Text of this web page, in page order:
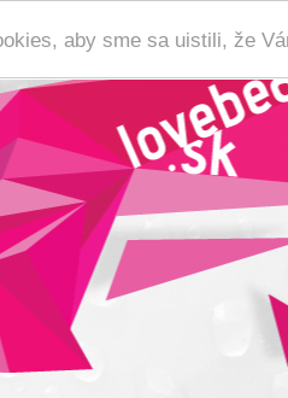
aby sme sa uistili, že